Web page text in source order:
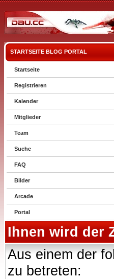
STARTSEITE BLOG PORTAL
Startseite
Registrieren
Kalender
Mitglieder
Team
Suche
FAQ
Bilder
Arcade
Portal
Ihnen wird der
Aus einem der
zu betreten: